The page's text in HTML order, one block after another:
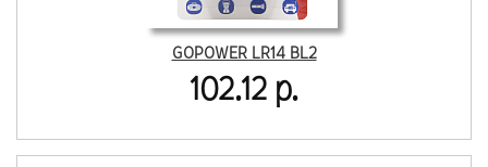
GOPOWER LR14 BL2
102.12 р.